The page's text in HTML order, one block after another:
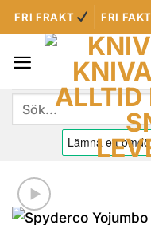
Skip
to
content
FRI FRAKT FRI
Sök